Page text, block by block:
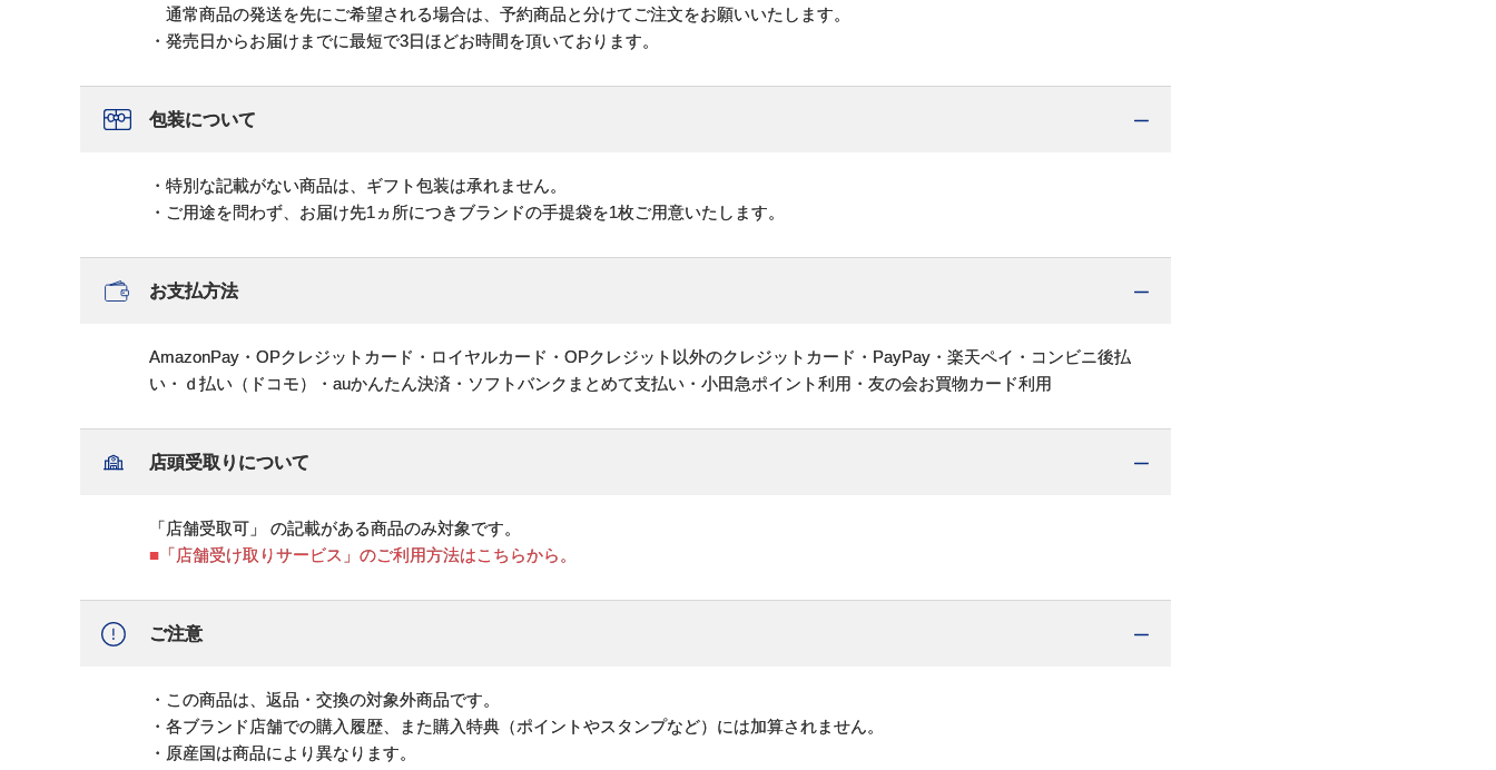
通常商品の発送を先にご希望される場合は、予約商品と分けてご注文をお願いいたします。
・発売日からお届けまでに最短で3日ほどお時間を頂いております。
包装について
・特別な記載がない商品は、ギフト包装は承れません。
・ご用途を問わず、お届け先1ヵ所につきブランドの手提袋を1枚ご用意いたします。
お支払方法
AmazonPay・OPクレジットカード・ロイヤルカード・OPクレジット以外のクレジットカード・PayPay・楽天ペイ・コンビニ後払
い・ｄ払い（ドコモ）・auかんたん決済・ソフトバンクまとめて支払い・小田急ポイント利用・友の会お買物カード利用
店頭受取りについて
「店舗受取可」 の記載がある商品のみ対象です。
■「店舗受け取りサービス」のご利用方法はこちらから。
ご注意
・この商品は、返品・交換の対象外商品です。
・各ブランド店舗での購入履歴、また購入特典（ポイントやスタンプなど）には加算されません。
・原産国は商品により異なります。